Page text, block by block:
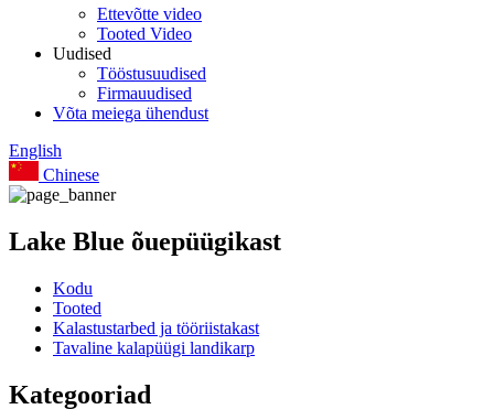
Ettevõtte video
Tooted Video
Uudised
Tööstusuudised
Firmauudised
Võta meiega ühendust
English
Chinese
Lake Blue õuepüügikast
Kodu
Tooted
Kalastustarbed ja tööriistakast
Tavaline kalapüügi landikarp
Kategooriad